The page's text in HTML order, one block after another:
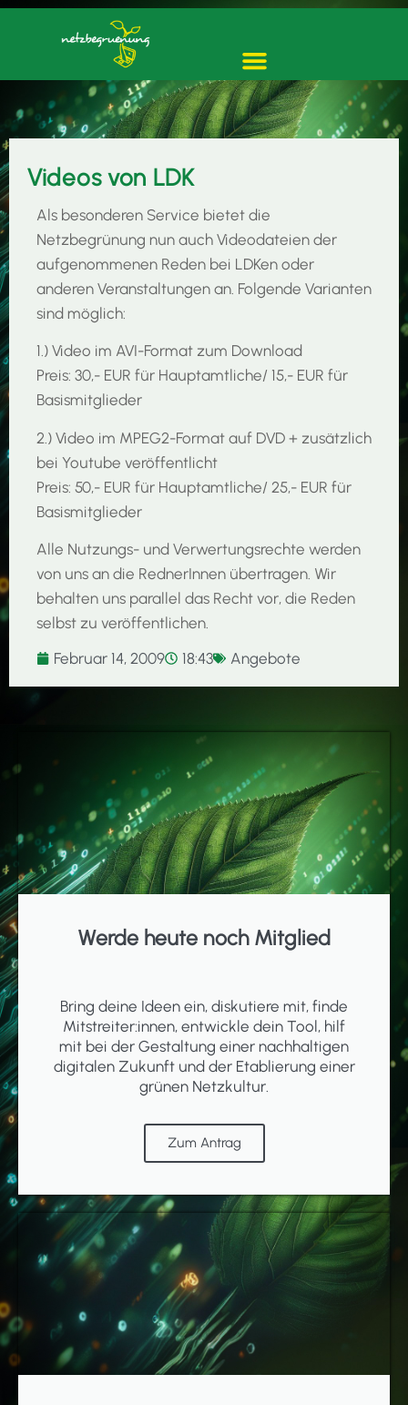
Videos von LDK
Als besonderen Service bietet die
Netzbegrünung nun auch Videodateien der
aufgenommenen Reden bei LDKen oder
anderen Veranstaltungen an. Folgende Varianten
sind möglich:
1.) Video im AVI-Format zum Download
Preis: 30,- EUR für Hauptamtliche/ 15,- EUR für
Basismitglieder
2.) Video im MPEG2-Format auf DVD + zusätzlich
bei Youtube veröffentlicht
Preis: 50,- EUR für Hauptamtliche/ 25,- EUR für
Basismitglieder
Alle Nutzungs- und Verwertungsrechte werden
von uns an die RednerInnen übertragen. Wir
behalten uns parallel das Recht vor, die Reden
selbst zu veröffentlichen.
Februar 14, 2009
18:43 Angebote
Werde heute noch Mitglied
Bring deine Ideen ein, diskutiere mit, finde
Mitstreiter:innen, entwickle dein Tool, hilf
mit bei der Gestaltung einer nachhaltigen
digitalen Zukunft und der Etablierung einer
grünen Netzkultur.
Zum Antrag